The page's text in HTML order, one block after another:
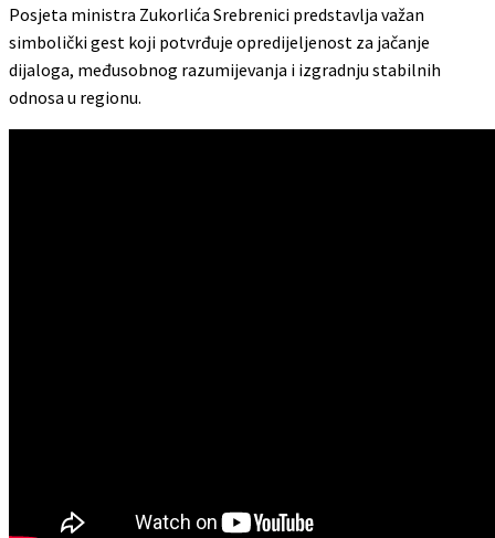
Posjeta ministra Zukorlića Srebrenici predstavlja važan
simbolički gest koji potvrđuje opredijeljenost za jačanje
dijaloga, međusobnog razumijevanja i izgradnju stabilnih
odnosa u regionu.